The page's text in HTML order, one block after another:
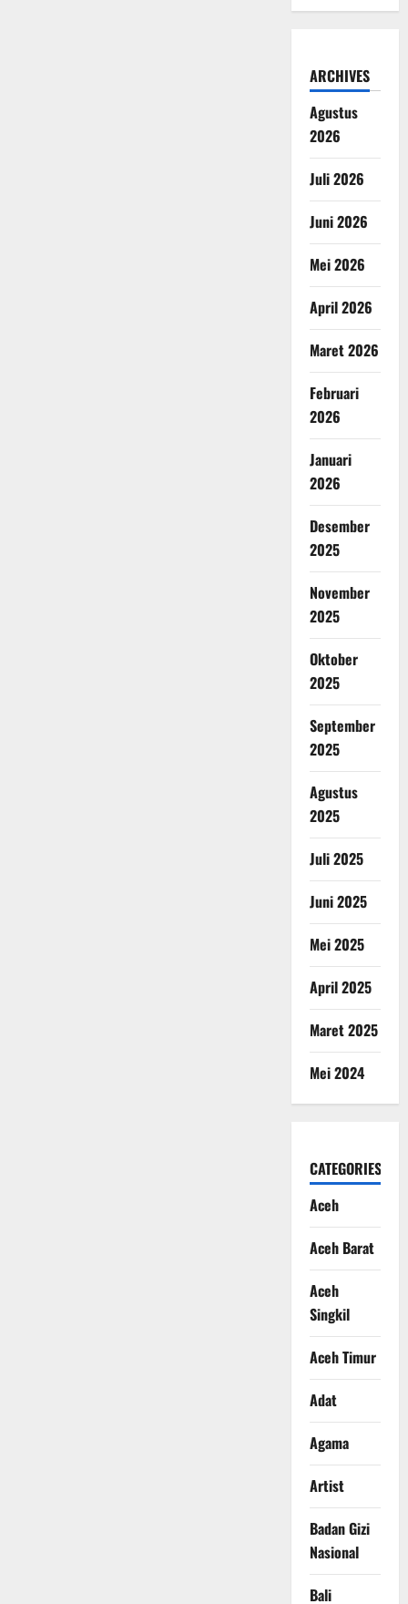
ARCHIVES
Agustus
2026
Juli 2026
Juni 2026
Mei 2026
April 2026
Maret 2026
Februari
2026
Januari
2026
Desember
2025
November
2025
Oktober
2025
September
2025
Agustus
2025
Juli 2025
Juni 2025
Mei 2025
April 2025
Maret 2025
Mei 2024
CATEGORIES
Aceh
Aceh Barat
Aceh
Singkil
Aceh Timur
Adat
Agama
Artist
Badan Gizi
Nasional
Bali